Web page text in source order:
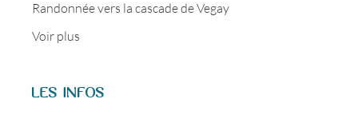
Randonnée vers la cascade de Vegay
Voir plus
LES INFOS